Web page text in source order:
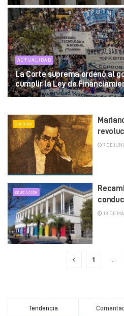
27 DE JULIO DE 2026
ACTUALIDAD
La Corte suprema ordenó al
cumplir la Ley de
CULTURA
7 DE
EDUCACIÓN
18 DE
1
Tendencia